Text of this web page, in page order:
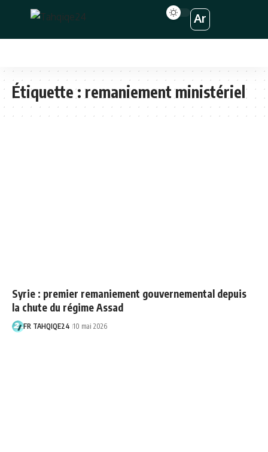
Ar
Étiquette :remaniement ministériel
Syrie : premier remaniement gouvernemental depuis
la chute du régime Assad
FR TAHQIQE24 10 mai 2026